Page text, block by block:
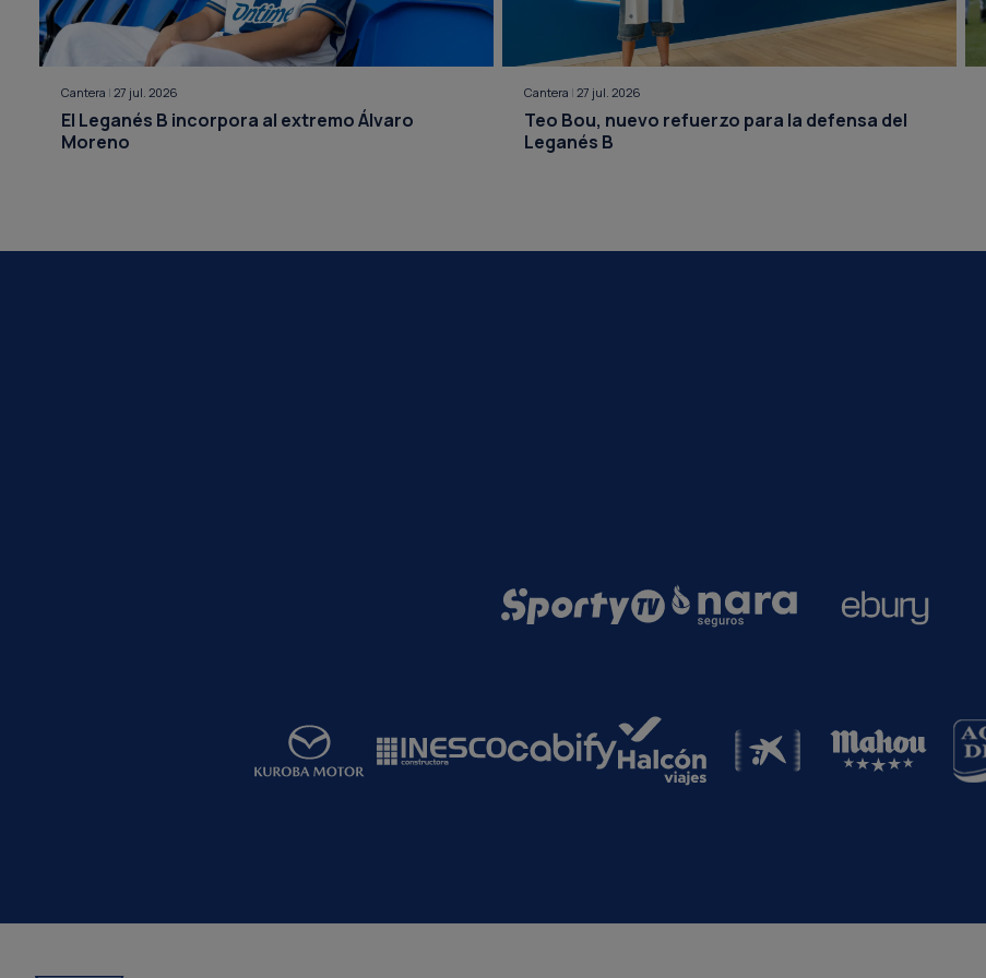
Cantera | 27 jul. 2026
El Leganés B incorpora al extremo Álvaro
Moreno
Cantera | 27 jul. 2026
Teo Bou, nuevo refuerzo para la defensa del
Leganés B